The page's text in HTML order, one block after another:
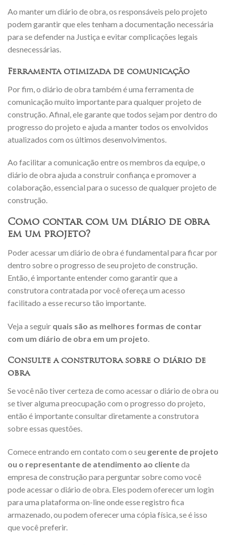
Ao manter um diário de obra, os responsáveis pelo projeto
podem garantir que eles tenham a documentação necessária
para se defender na Justiça e evitar complicações legais
desnecessárias.
Ferramenta otimizada de comunicação
Por fim, o diário de obra também é uma ferramenta de
comunicação muito importante para qualquer projeto de
construção. Afinal, ele garante que todos sejam por dentro do
progresso do projeto e ajuda a manter todos os envolvidos
atualizados com os últimos desenvolvimentos.
Ao facilitar a comunicação entre os membros da equipe, o
diário de obra ajuda a construir confiança e promover a
colaboração, essencial para o sucesso de qualquer projeto de
construção.
Como contar com um diário de obra
em um projeto?
Poder acessar um diário de obra é fundamental para ficar por
dentro sobre o progresso de seu projeto de construção.
Então, é importante entender como garantir que a
construtora contratada por você ofereça um acesso
facilitado a esse recurso tão importante.
Veja a seguir quais são as melhores formas de contar
com um diário de obra em um projeto
Consulte a construtora sobre o diário de
obra
Se você não tiver certeza de como acessar o diário de obra ou
se tiver alguma preocupação com o progresso do projeto,
então é importante consultar diretamente a construtora
sobre essas questões.
Comece entrando em contato com o seu gerente de projeto
ou o representante de atendimento ao clienteda
empresa de construção para perguntar sobre como você
pode acessar o diário de obra. Eles podem oferecer um login
para uma plataforma on-line onde esse registro fica
armazenado, ou podem oferecer uma cópia física, se é isso
que você preferir.